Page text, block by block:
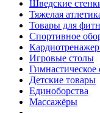
Шведские
Тяжелая
Товары для
Спортивное
Игровые столы
Гимнастическое
Детские товары
Единоборства
Массажёры